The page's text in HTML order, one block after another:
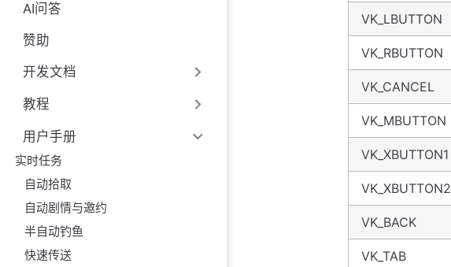
AI问答
赞助
开发文档
教程
用户手册
实时任务
自动拾取
自动剧情与邀约
半自动钓鱼
快速传送
VK_LBUTTON
VK_RBUTTON
VK_CANCEL
VK_MBUTTON
VK_XBUTTON1
VK_XBUTTON2
VK_BACK
VK_TAB